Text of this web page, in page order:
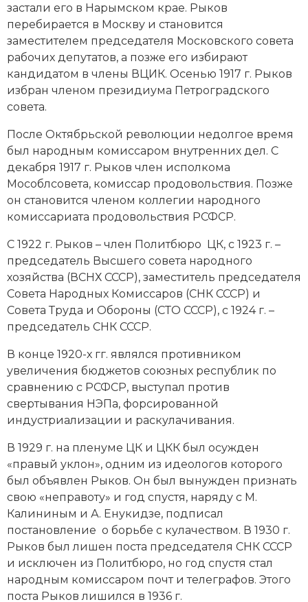
Образование
Общественные объединения и организации
Политическая история
Религия и церковь
Россия
Северная Америка
Социально-экономическая история
Специальные исторические дисциплины
СССР
Южная Америка
застали его в Нарымском крае. Рыков
перебирается в Москву и становится
заместителем председателя Московского совета
рабочих депутатов, а позже его избирают
кандидатом в члены ВЦИК. Осенью 1917 г. Рыков
избран членом президиума Петроградского
совета.
После Октябрьской революции недолгое время
был народным комиссаром внутренних дел. С
декабря 1917 г. Рыков член исполкома
Мособлсовета, комиссар продовольствия. Позже
он становится членом коллегии народного
комиссариата продовольствия РСФСР.
С 1922 г. Рыков – член Политбюро ЦК, с 1923 г. –
председатель Высшего совета народного
хозяйства (ВСНХ СССР), заместитель председателя
Совета Народных Комиссаров (СНК СССР) и
Совета Труда и Обороны (СТО СССР), с 1924 г. –
председатель СНК СССР.
В конце 1920-х гг. являлся противником
увеличения бюджетов союзных республик по
сравнению с РСФСР, выступал против
свертывания НЭПа, форсированной
индустриализации и раскулачивания.
В 1929 г. на пленуме ЦК и ЦКК был осужден
«правый уклон», одним из идеологов которого
был объявлен Рыков. Он был вынужден признать
свою «неправоту» и год спустя, наряду с М.
Калининым и А. Енукидзе, подписал
постановление о борьбе с кулачеством. В 1930 г.
Рыков был лишен поста председателя СНК СССР
и исключен из Политбюро, но год спустя стал
народным комиссаром почт и телеграфов. Этого
поста Рыков лишился в 1936 г.